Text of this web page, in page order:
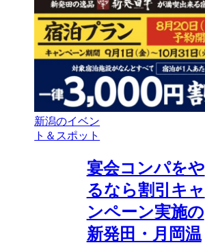
新潟のイベン
ト＆スポット
宴会コンパをや
るなら割引キャ
ンペーン実施の
新発田・月岡温